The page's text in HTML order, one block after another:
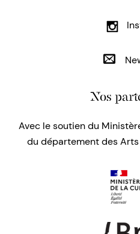
Nos
Avec le soutien du
du département des